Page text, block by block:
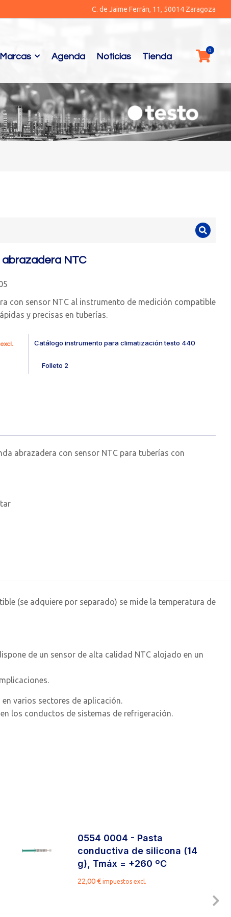
C. de Jaime Ferrán, 11, 50014 Zaragoza
Marcas Agenda Noticias Tienda
abrazadera NTC
con sensor NTC al instrumento de medición compatible
y precisas en tuberías.
Catálogo instrumento para climatización testo 440
Folleto 2
abrazadera con sensor NTC para tuberías con
(se adquiere por separado) se mide la temperatura de
de un sensor de alta calidad NTC alojado en un
varios sectores de aplicación.
los conductos de sistemas de refrigeración.
0554 0004 - Pasta
conductiva de silicona (14
g), Tmáx = +260 ºC
22,00€ impuestos excl.